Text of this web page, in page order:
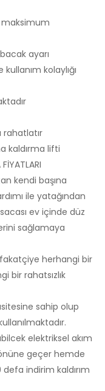
maksimum
ayarı
kolaylığı
rahatlatır
kaldırma lifti
kendi başına
ile yatağından
ev içinde düz
sağlamaya
herhangi bir
bir rahatsızlık
sahip olup
elektriksel akım
geçer hemde
indirim kaldırım